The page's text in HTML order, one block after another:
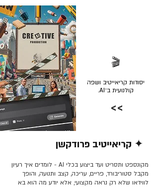
🎬
יסודות קריאייטיב ושפה
קולנועית ב־AI.
>>
✦ קריאייטיב פרודקשן
מקונספט ותסריט ועד ביצוע בכלי AI - לומדים איך רעיון
מקבל סטוריבורד, פריים, עריכה, קצב ותנועה, והופך
לווידאו שלא רק נראה מקצועי, אלא יודע מה הוא בא